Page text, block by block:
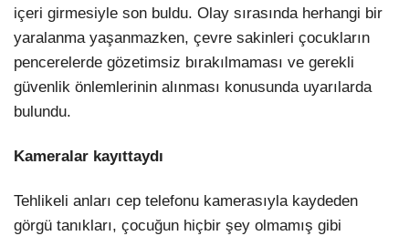
içeri girmesiyle son buldu. Olay sırasında herhangi bir
yaralanma yaşanmazken, çevre sakinleri çocukların
pencerelerde gözetimsiz bırakılmaması ve gerekli
güvenlik önlemlerinin alınması konusunda uyarılarda
bulundu.
Kameralar kayıttaydı
Tehlikeli anları cep telefonu kamerasıyla kaydeden
görgü tanıkları, çocuğun hiçbir şey olmamış gibi